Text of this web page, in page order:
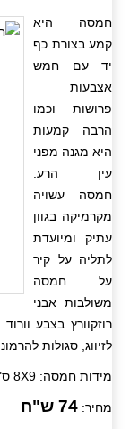
חמסה היא
קמע בצורת כף
יד עם חמש
אצבעות
פרושות וכמו
הרבה קמעות
היא מגנה מפני
עין הרע.
חמסה עשויה
מקרמיקה בגוון
עתיק ומיועדת
לתליה על קיר
על חמסה
משולבות אבני
רוזקוורץ בצבע
לזיווג, סגולות
מידות חמסה: 8X9 ס"מ, כאשר האורך הכללי של המוצר הוא 25 ס"מ.
מחיר: 74 ש"ח